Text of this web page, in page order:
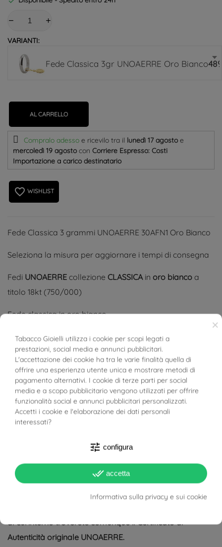
VARIANTI:
Fede Classica 3gr UNOAERRE Oro Bianco
AL CARRELLO
Compralo adesso e ricevilo tra il lunedì 17 agostoe
mercoledì 19 agosto con Corriere Espresso: Costi
Importazione a carico destinatario
favorite_border WISHLIST
Fede Classica 3 grammi UNOAERRE 30AFN1 Oro Bianco
Seleziona la misura per aggiornare i tempi di consegna
Fedi UNOAERRE collezione CLASSICAin oro bianco a
titolo 18kt (750/000)
Fede classica in oro bianco
Il prezzo indicato è per singola fede
Tutte le fedi UNOAERRE vengono spedite con certificato
di autenticità
Guarda il carattere utilizzato per le incisioni tra le foto
prodotto
scatola ufficiale solo con l'acquisto di una coppia di Fedi.
Tabacco Gioielli è lieta di offrire a chi acquista una
al cui interno troverete comunque il Certificato di
Autenticità originale UNOAERRE.
×
Tabacco Gioielli utilizza i cookie per scopi legati a
prestazioni, social media e annunci pubblicitari.
L'accettazione dei cookie ha tra le varie finalità quella di
offrire una esperienza utente unica e mostrare metodi di
pagamento alternativi. I cookie di terze parti per social
media e a scopo pubblicitario vengono utilizzati per offrire
funzionalità social e annunci pubblicitari personalizzati.
Accetti i cookie e l'elaborazione dei dati personali
interessati?
tune configura
done_all accetta
Informativa sulla privacy e sui cookie